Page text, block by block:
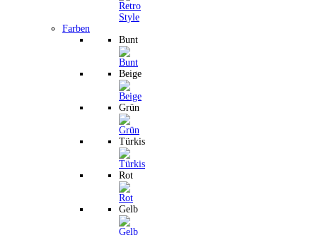
Farben
Bunt
Beige
Grün
Türkis
Rot
Gelb